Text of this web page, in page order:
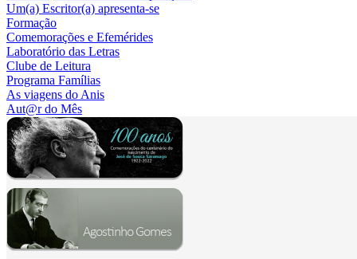
Um(a) Escritor(a) apresenta-se
Formação
Comemorações e Efemérides
Laboratório das Letras
Clube de Leitura
Programa Famílias
As viagens do Anis
Aut@r do Mês